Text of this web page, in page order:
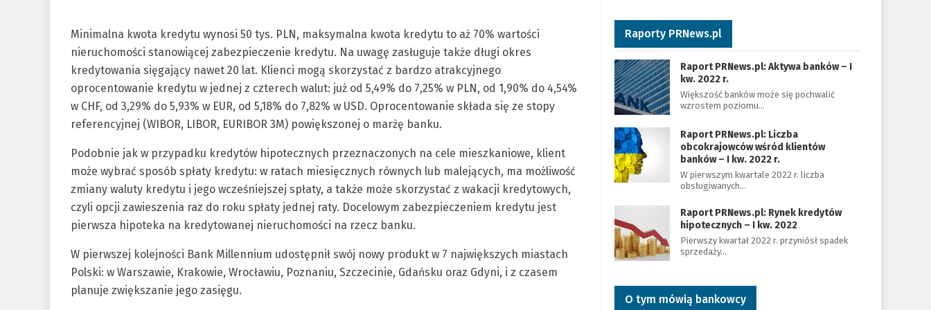
Minimalna kwota kredytu wynosi 50 tys. PLN, maksymalna kwota kredytu to aż 70% wartości
nieruchomości stanowiącej zabezpieczenie kredytu. Na uwagę zasługuje także długi okres
kredytowania sięgający nawet 20 lat. Klienci mogą skorzystać z bardzo atrakcyjnego
oprocentowanie kredytu w jednej z czterech walut: już od 5,49% do 7,25% w PLN, od 1,90% do 4,54%
w CHF, od 3,29% do 5,93% w EUR, od 5,18% do 7,82% w USD. Oprocentowanie składa się ze stopy
referencyjnej (WIBOR, LIBOR, EURIBOR 3M) powiększonej o marżę banku.
Podobnie jak w przypadku kredytów hipotecznych przeznaczonych na cele mieszkaniowe, klient
może wybrać sposób spłaty kredytu: w ratach miesięcznych równych lub malejących, ma możliwość
zmiany waluty kredytu i jego wcześniejszej spłaty, a także może skorzystać z wakacji kredytowych,
czyli opcji zawieszenia raz do roku spłaty jednej raty. Docelowym zabezpieczeniem kredytu jest
pierwsza hipoteka na kredytowanej nieruchomości na rzecz banku.
W pierwszej kolejności Bank Millennium udostępnił swój nowy produkt w 7 największych miastach
Polski: w Warszawie, Krakowie, Wrocławiu, Poznaniu, Szczecinie, Gdańsku oraz Gdyni, i z czasem
planuje zwiększanie jego zasięgu.
Raporty PRNews.pl
Raport PRNews.pl: Aktywa banków – I
kw. 2022 r.
Większość banków może się pochwalić
wzrostem poziomu…
Raport PRNews.pl: Liczba
obcokrajowców wśród klientów
banków – I kw. 2022 r.
W pierwszym kwartale 2022 r. liczba
obsługiwanych…
Raport PRNews.pl: Rynek kredytów
hipotecznych – I kw. 2022
Pierwszy kwartał 2022 r. przyniósł spadek
sprzedaży…
O tym mówią bankowcy